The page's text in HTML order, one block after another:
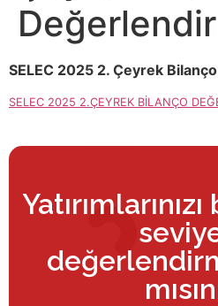
SELEC 2025 2. Çeyrek
SELEC 2025 2.ÇEYREK BİLANÇO